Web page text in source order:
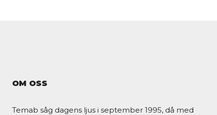
OM OSS
Temab såg dagens ljus i september 1995, då med